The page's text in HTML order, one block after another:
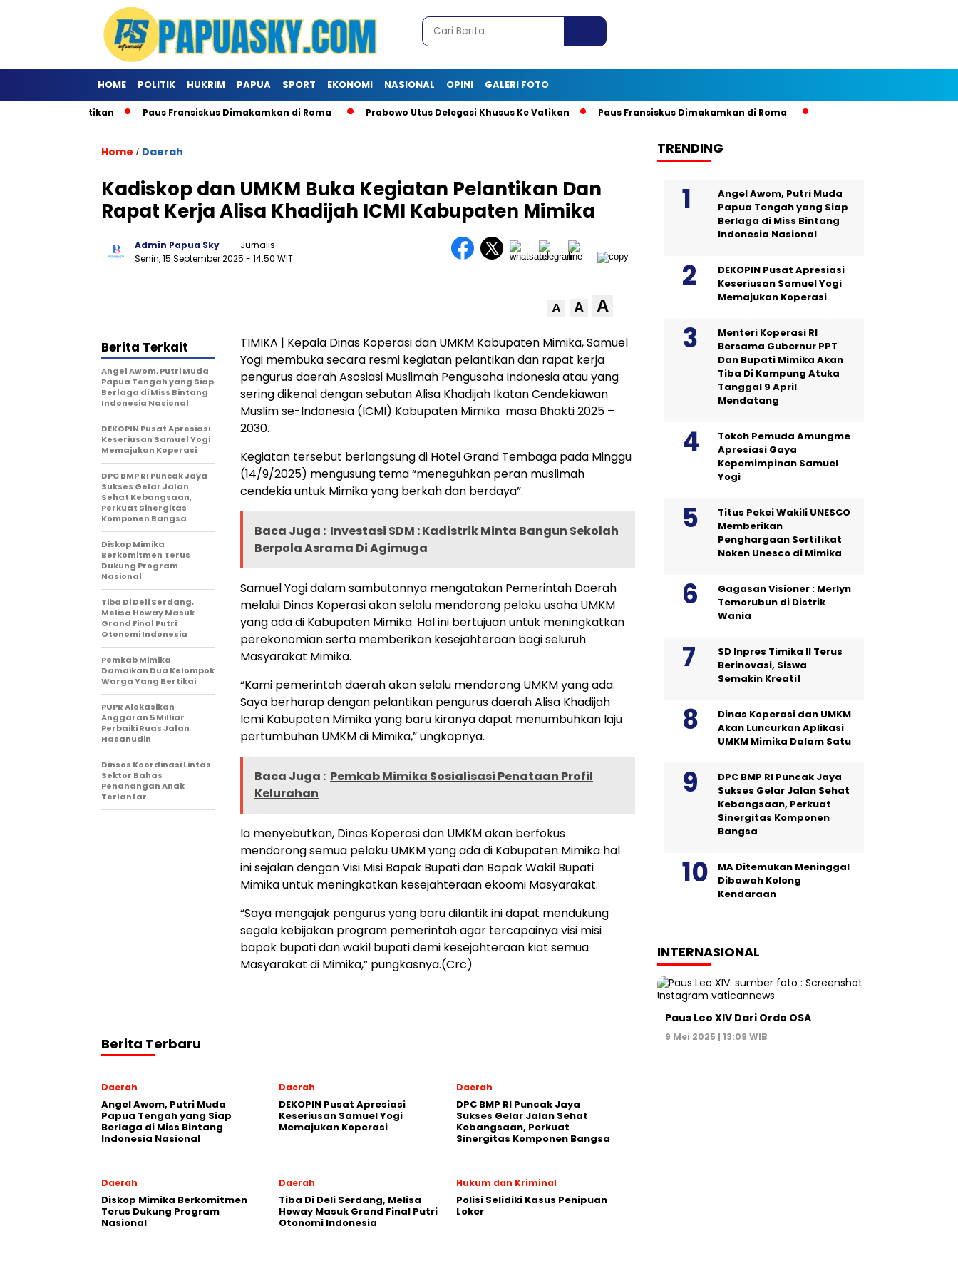
HOME POLITIK HUKRIM PAPUA SPORT EKONOMI NASIONAL OPINI GALERI FOTO
Khusus Ke Vatikan Paus Fransiskus Dimakamkan di Roma Prabowo Utus Delegasi Khusus Ke Vatikan Paus Fransiskus Dimakamkan di Roma
Home / Daerah
Kadiskop dan UMKM Buka Kegiatan Pelantikan Dan
Rapat Kerja Alisa Khadijah ICMI Kabupaten Mimika
Admin Papua Sky
- Jurnalis
Senin, 15 September 2025 - 14:50 WIT
A A A
TIMIKA | Kepala Dinas Koperasi dan UMKM Kabupaten Mimika, Samuel
Yogi membuka secara resmi kegiatan pelantikan dan rapat kerja
pengurus daerah Asosiasi Muslimah Pengusaha Indonesia atau yang
sering dikenal dengan sebutan Alisa Khadijah Ikatan Cendekiawan
Muslim se-Indonesia (ICMI) Kabupaten Mimika masa Bhakti 2025 –
2030.
Kegiatan tersebut berlangsung di Hotel Grand Tembaga pada Minggu
(14/9/2025) mengusung tema “meneguhkan peran muslimah
cendekia untuk Mimika yang berkah dan berdaya”.
Baca Juga : Investasi SDM : Kadistrik Minta Bangun Sekolah
Berpola Asrama Di Agimuga
Samuel Yogi dalam sambutannya mengatakan Pemerintah Daerah
melalui Dinas Koperasi akan selalu mendorong pelaku usaha UMKM
yang ada di Kabupaten Mimika. Hal ini bertujuan untuk meningkatkan
perekonomian serta memberikan kesejahteraan bagi seluruh
Masyarakat Mimika.
“Kami pemerintah daerah akan selalu mendorong UMKM yang ada.
Saya berharap dengan pelantikan pengurus daerah Alisa Khadijah
Icmi Kabupaten Mimika yang baru kiranya dapat menumbuhkan laju
pertumbuhan UMKM di Mimika,” ungkapnya.
Baca Juga : Pemkab Mimika Sosialisasi Penataan Profil
Kelurahan
Ia menyebutkan, Dinas Koperasi dan UMKM akan berfokus
mendorong semua pelaku UMKM yang ada di Kabupaten Mimika hal
ini sejalan dengan Visi Misi Bapak Bupati dan Bapak Wakil Bupati
Mimika untuk meningkatkan kesejahteraan ekoomi Masyarakat.
“Saya mengajak pengurus yang baru dilantik ini dapat mendukung
segala kebijakan program pemerintah agar tercapainya visi misi
bapak bupati dan wakil bupati demi kesejahteraan kiat semua
Masyarakat di Mimika,” pungkasnya.(Crc)
Berita Terkait
Angel Awom, Putri Muda
Papua Tengah yang Siap
Berlaga di Miss Bintang
Indonesia Nasional
DEKOPIN Pusat Apresiasi
Keseriusan Samuel Yogi
Memajukan Koperasi
DPC BMP RI Puncak Jaya
Sukses Gelar Jalan
Sehat Kebangsaan,
Perkuat Sinergitas
Komponen Bangsa
Diskop Mimika
Berkomitmen Terus
Dukung Program
Nasional
Tiba Di Deli Serdang,
Melisa Howay Masuk
Grand Final Putri
Otonomi Indonesia
Pemkab Mimika
Damaikan Dua Kelompok
Warga Yang Bertikai
PUPR Alokasikan
Anggaran 5 Milliar
Perbaiki Ruas Jalan
Hasanudin
Dinsos Koordinasi Lintas
Sektor Bahas
Penanangan Anak
Terlantar
Berita Terbaru
Daerah
Angel Awom, Putri Muda
Papua Tengah yang Siap
Berlaga di Miss Bintang
Indonesia Nasional
Daerah
DEKOPIN Pusat Apresiasi
Keseriusan Samuel Yogi
Memajukan Koperasi
Daerah
DPC BMP RI Puncak Jaya
Sukses Gelar Jalan Sehat
Kebangsaan, Perkuat
Sinergitas Komponen Bangsa
Daerah
Diskop Mimika Berkomitmen
Terus Dukung Program
Nasional
Daerah
Tiba Di Deli Serdang, Melisa
Howay Masuk Grand Final Putri
Otonomi Indonesia
Hukum dan Kriminal
Polisi Selidiki Kasus Penipuan
Loker
TRENDING
Angel Awom, Putri Muda
Papua Tengah yang Siap
Berlaga di Miss Bintang
Indonesia Nasional
DEKOPIN Pusat Apresiasi
Keseriusan Samuel Yogi
Memajukan Koperasi
Menteri Koperasi RI
Bersama Gubernur PPT
Dan Bupati Mimika Akan
Tiba Di Kampung Atuka
Tanggal 9 April
Mendatang
Tokoh Pemuda Amungme
Apresiasi Gaya
Kepemimpinan Samuel
Yogi
Titus Pekei Wakili UNESCO
Memberikan
Penghargaan Sertifikat
Noken Unesco di Mimika
Gagasan Visioner : Merlyn
Temorubun di Distrik
Wania
SD Inpres Timika II Terus
Berinovasi, Siswa
Semakin Kreatif
Dinas Koperasi dan UMKM
Akan Luncurkan Aplikasi
UMKM Mimika Dalam Satu
DPC BMP RI Puncak Jaya
Sukses Gelar Jalan Sehat
Kebangsaan, Perkuat
Sinergitas Komponen
Bangsa
MA Ditemukan Meninggal
Dibawah Kolong
Kendaraan
INTERNASIONAL
Paus Leo XIV Dari Ordo OSA
9 Mei 2025 | 13:09 WIB